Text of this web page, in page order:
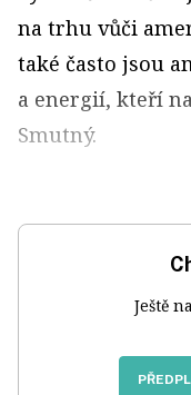
na trhu vůči
také často jsou
a energií, kteří
Smutný.
Ještě